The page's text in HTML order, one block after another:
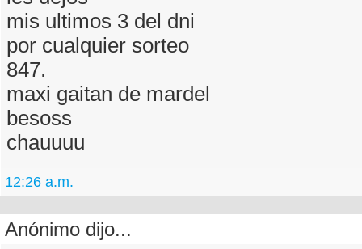
mis ultimos 3 del dni
por cualquier sorteo
847.
maxi gaitan de mardel
besoss
chauuuu
12:26 a.m.
Anónimo dijo...